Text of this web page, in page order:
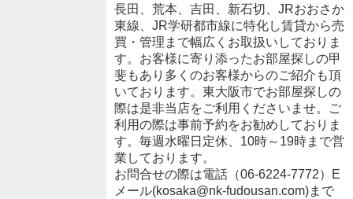
長田、荒本、吉田、新石切、JRおおさか
東線、JR学研都市線に特化し賃貸から売
買・管理まで幅広くお取扱いしておりま
す。お客様に寄り添ったお部屋探しの甲
斐もあり多くのお客様からのご紹介も頂
いております。東大阪市でお部屋探しの
際は是非当店をご利用くださいませ。ご
利用の際は事前予約をお勧めしておりま
す。毎週水曜日定休、10時～19時まで営
業しております。
お問合せの際は電話（06-6224-7772）E
メール(kosaka@nk-fudousan.com)まで